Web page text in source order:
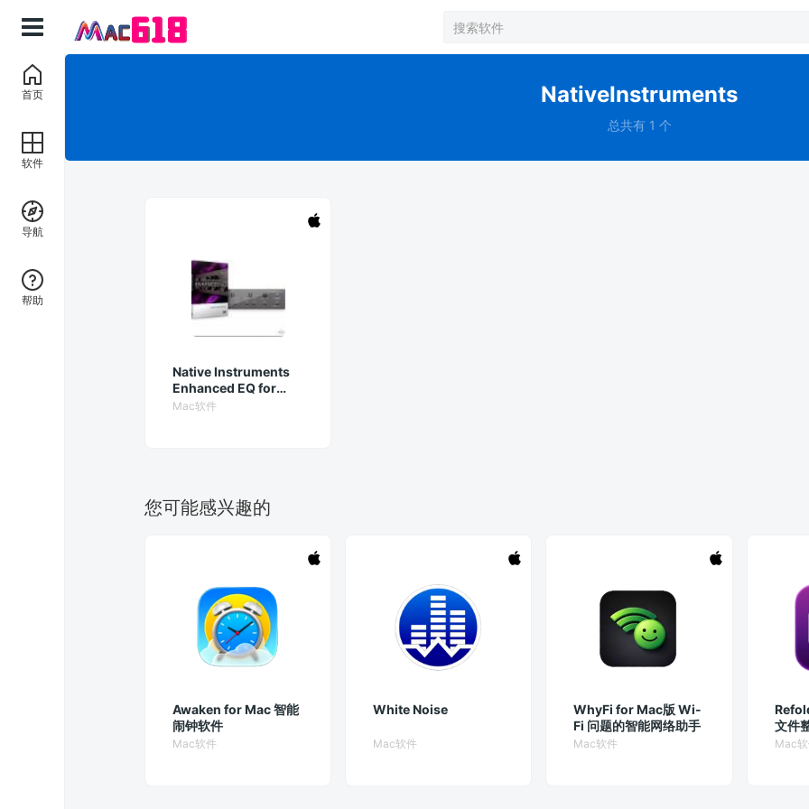
NativeInstruments
总共有 1 个
Native Instruments
Enhanced EQ for
Mac 1.4.7 破解版 音频
Mac软件
您可能感兴趣的
Awaken for Mac 智能
闹钟软件
Mac软件
White Noise
Mac软件
WhyFi for Mac版 Wi-
Fi 问题的智能网络助手
Mac软件
文件
Mac
首页
软件
导航
帮助